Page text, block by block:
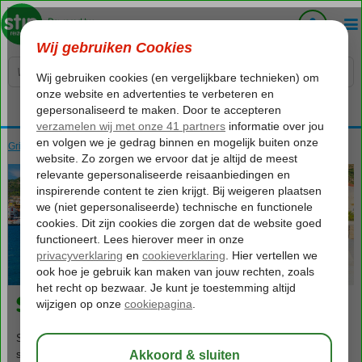
Voelt als thuiskomen...
Griekenland Samos Samos Samos-Stad
va 583
o.b.v. 2 personen
Samos-Stad
Samos-Stad biedt jou de perfecte mix van een stedentrip en
strandvakantie. In deze hoofdstad komt al het goede van het eiland